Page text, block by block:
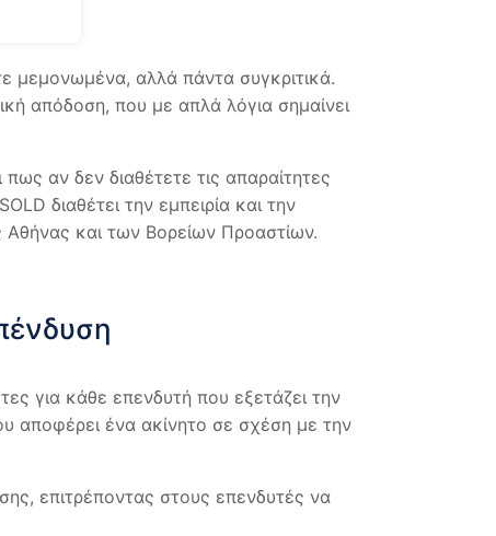
μεμονωμένα, αλλά πάντα συγκριτικά.
απόδοση, που με απλά λόγια σημαίνει
αν δεν διαθέτετε τις απαραίτητες
διαθέτει την εμπειρία και την
Αθήνας και των Βορείων Προαστίων.
για κάθε επενδυτή που εξετάζει την
αποφέρει ένα ακίνητο σε σχέση με την
επιτρέποντας στους επενδυτές να